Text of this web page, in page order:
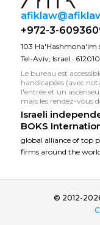
+972-3-
103 Ha'Hashmona'im
Tel-Aviv, Israel ·
Le bureau est
handicapées (avec
l'entrée et un
mais les rendez-vous
Israeli
BOKS
global alliance of top
firms around the
© 2012-